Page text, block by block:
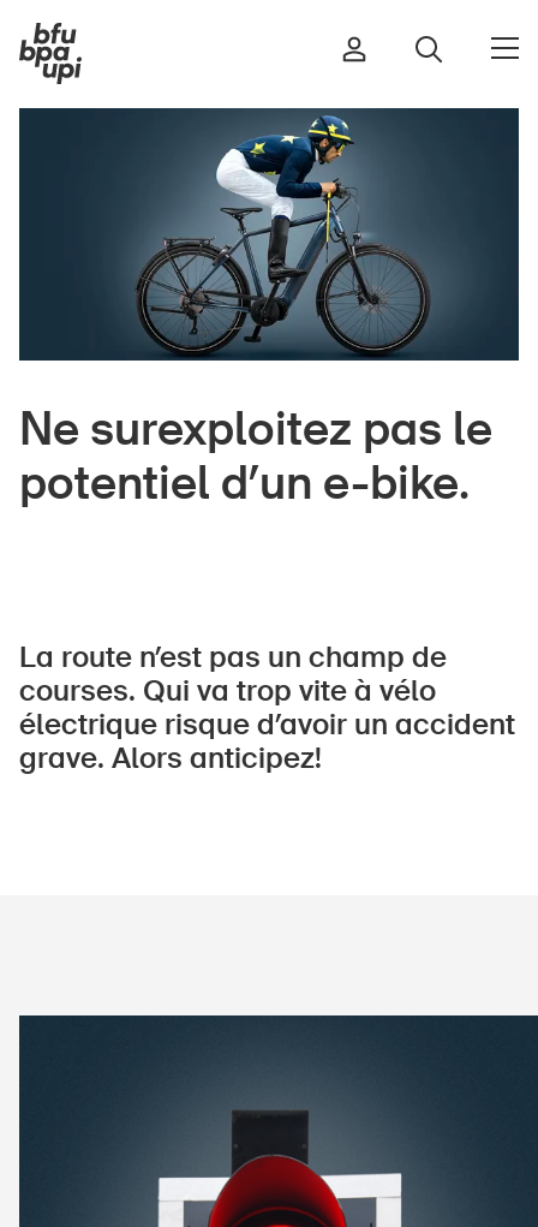
Sport et activité physique
Maison et jardin
Bâtiments et installations
Enfants
École
Médias
Politique
Sinus Plus
Délégués à la sécurité et communes
Ne surexploitez pas le
potentiel d’un e-bike.
La route n’est pas un champ de
courses. Qui va trop vite à vélo
électrique risque d’avoir un accident
grave. Alors anticipez!